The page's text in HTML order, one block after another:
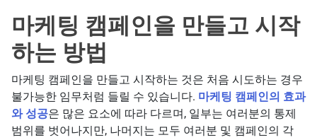
마케팅 캠페인을 만들고 시작
하는 방법
마케팅 캠페인을 만들고 시작하는 것은 처음 시도하는 경우
불가능한 임무처럼 들릴 수 있습니다. 마케팅 캠페인의 효과
와 성공은 많은 요소에 따라 다르며, 일부는 여러분의 통제
범위를 벗어나지만, 나머지는 모두 여러분 및 캠페인의 각